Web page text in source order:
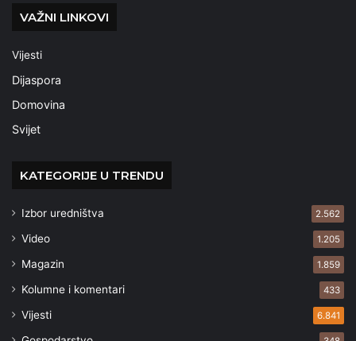
VAŽNI LINKOVI
Vijesti
Dijaspora
Domovina
Svijet
KATEGORIJE U TRENDU
Izbor uredništva 2.562
Video 1.205
Magazin 1.859
Kolumne i komentari 433
Vijesti 6.841